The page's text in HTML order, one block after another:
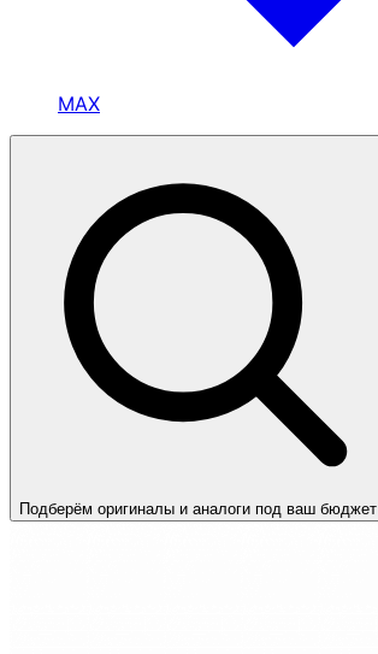
MAX
Подберём оригиналы и аналоги под ваш бюджет